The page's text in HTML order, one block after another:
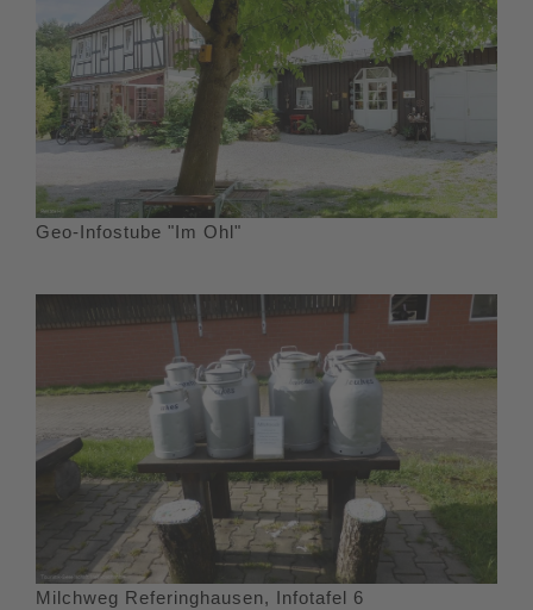
Geo-Infostube "Im Ohl"
Milchweg Referinghausen, Infotafel 6